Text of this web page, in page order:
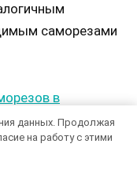
саморезами
листе
данных. Продолжая
на работу с этими